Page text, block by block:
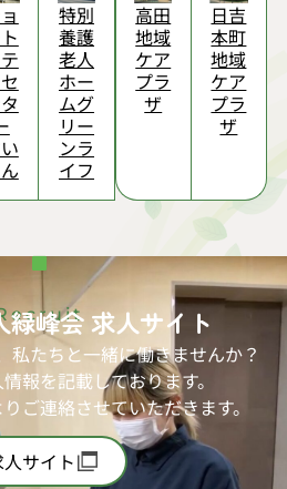
特別
養護
老人
ホー
ムグ
リー
ンラ
イフ
高田
地域
ケア
プラ
ザ
日吉
本町
地域
ケア
プラ
ザ
緑峰会 求人サイト
私たちと一緒に働きませんか？
報を記載しております。
ご連絡させていただきます。
サイト